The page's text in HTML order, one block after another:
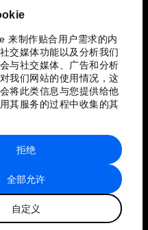
来制作贴合用户需求的内
交媒体功能以及分析我们
与社交媒体、广告和分析
我们网站的使用情况，这
将此类信息与您提供给他
其服务的过程中收集的其
全部允许
自定义
拒绝
图
经济论坛